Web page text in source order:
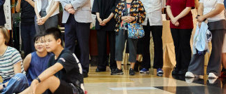
para explorar até